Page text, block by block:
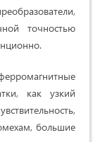
точностью
как узкий
большие